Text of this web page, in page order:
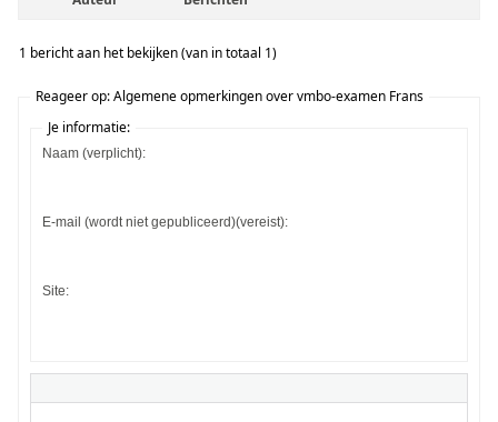
1 bericht aan het bekijken (van in totaal 1)
Reageer op: Algemene opmerkingen over vmbo-examen Frans
Je informatie:
Naam (verplicht):
E-mail (wordt niet gepubliceerd)(vereist):
Site: